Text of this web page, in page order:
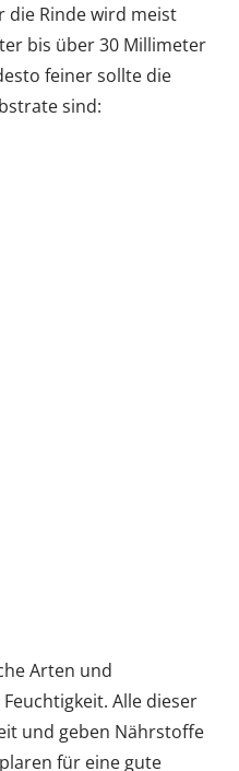
die Rinde wird meist
bis über 30 Millimeter
feiner sollte die
sind:
Arten und
Alle dieser
und geben Nährstoffe
für eine gute